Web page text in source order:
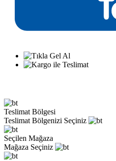
Teslimat Bölgesi
Teslimat Bölgenizi Seçiniz
Seçilen Mağaza
Mağaza Seçiniz